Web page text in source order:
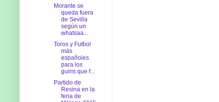
Morante se
queda fuera
de Sevilla
según un
whatsaa...
Toros y Futbol
más
españoles
para los
guiris que f...
Partido de
Resina en la
feria de